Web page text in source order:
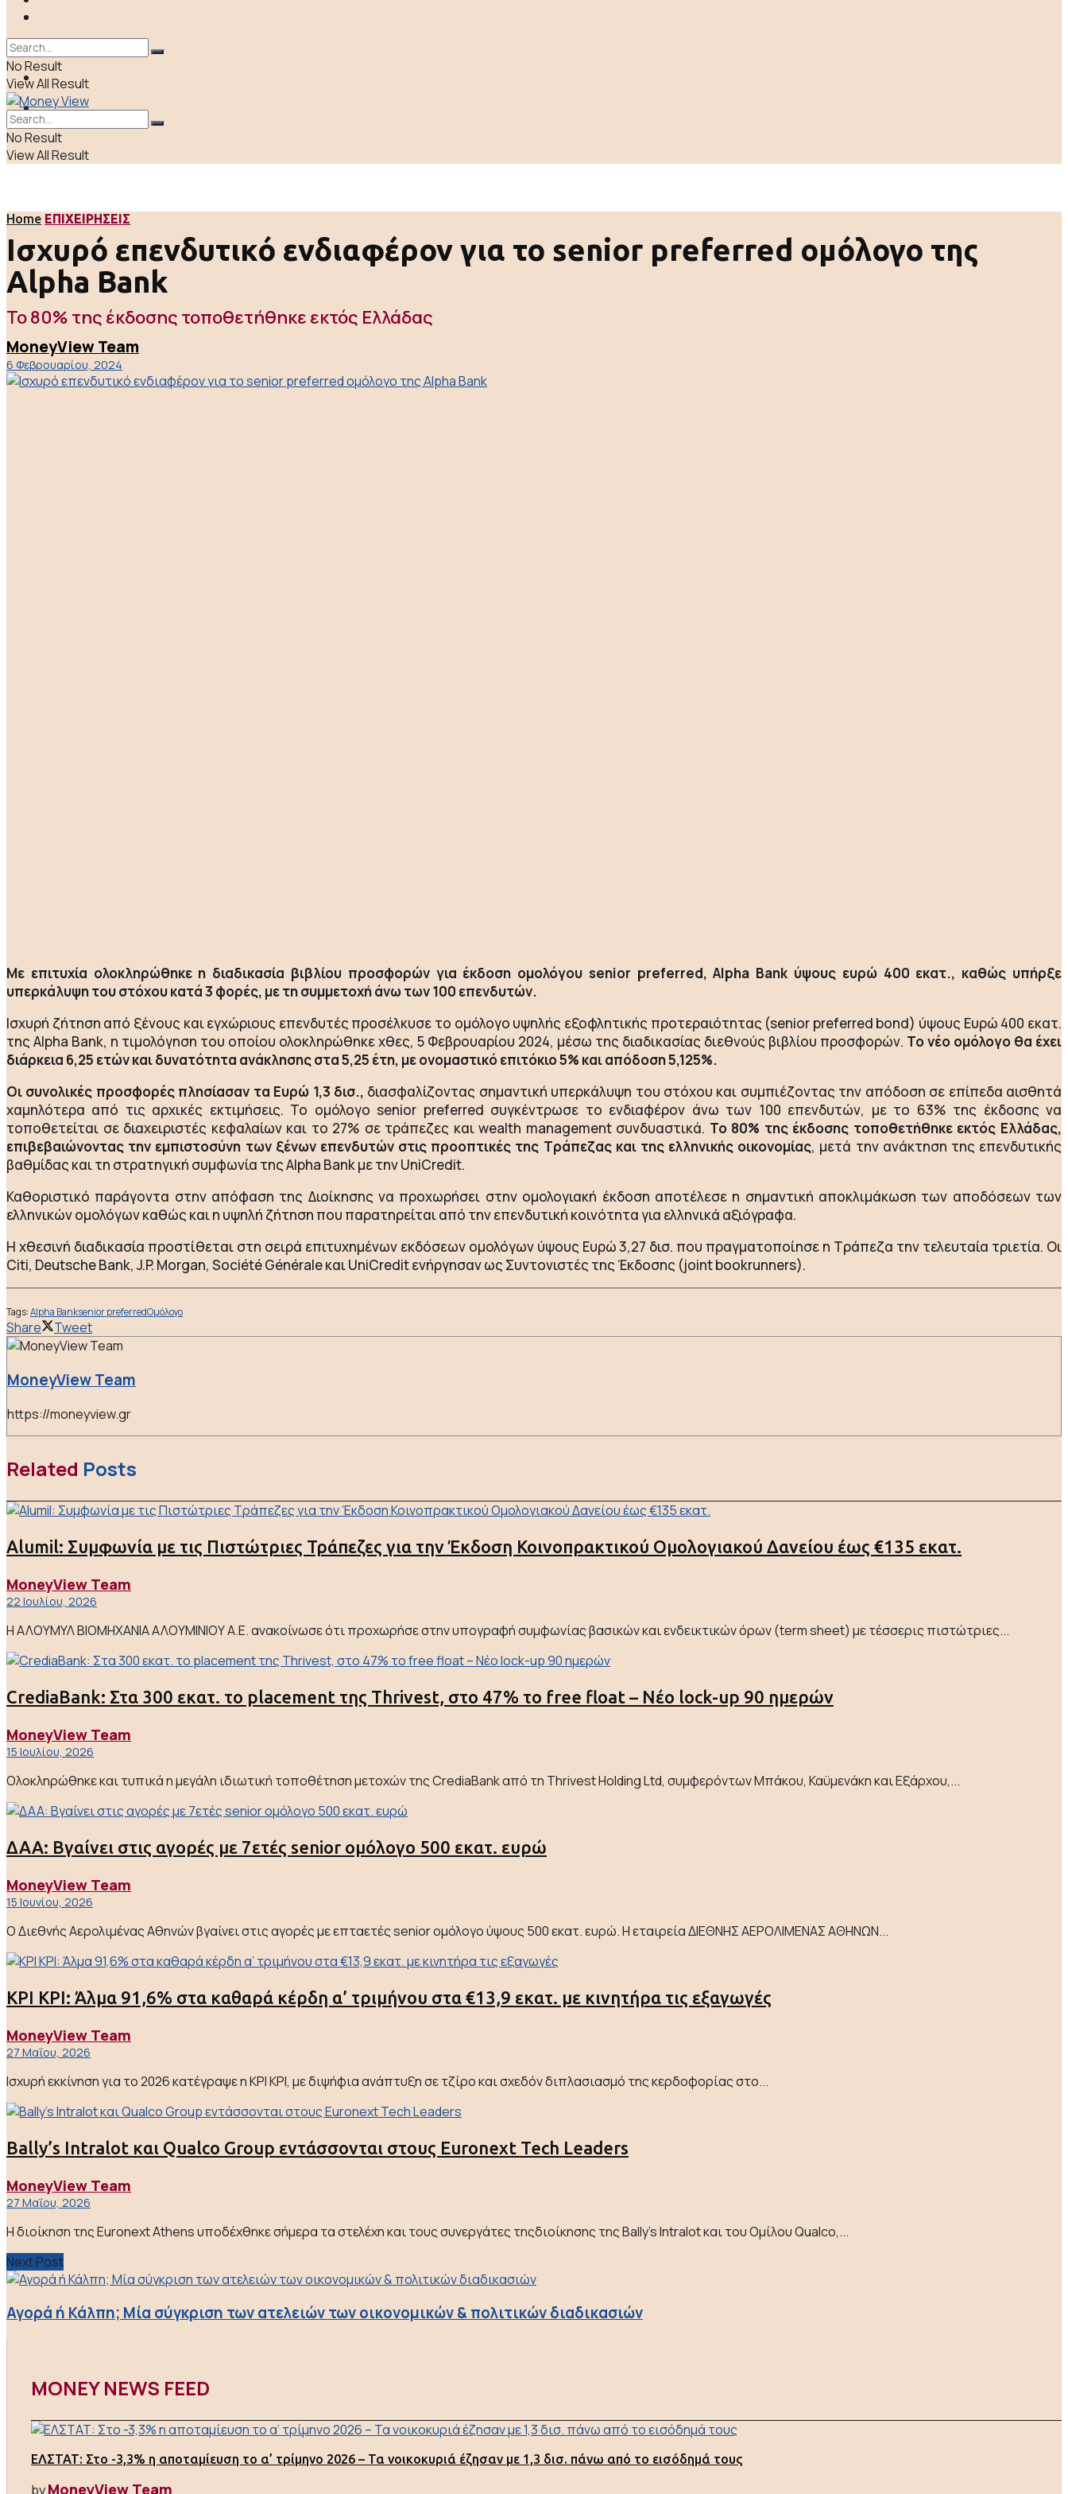
ΕΛΛΑΔΑ
ΑΠΟΨΕΙΣ
LIFE & CULTURE
No Result
View All Result
No Result
View All Result
Home ΕΠΙΧΕΙΡΗΣΕΙΣ
Ισχυρό επενδυτικό ενδιαφέρον για το senior preferred ομόλογο της
Alpha Bank
To 80% της έκδοσης τοποθετήθηκε εκτός Ελλάδας
MoneyView Team
6 Φεβρουαρίου, 2024
Με επιτυχία ολοκληρώθηκε η διαδικασία βιβλίου προσφορών για έκδοση ομολόγου senior preferred, Alpha Bank ύψους ευρώ 400 εκατ., καθώς υπήρξε
υπερκάλυψη του στόχου κατά 3 φορές, με τη συμμετοχή άνω των 100 επενδυτών.
Ισχυρή ζήτηση από ξένους και εγχώριους επενδυτές προσέλκυσε το ομόλογο υψηλής εξοφλητικής προτεραιότητας (senior preferred bond) ύψους Ευρώ 400 εκατ.
της Alpha Bank, η τιμολόγηση του οποίου ολοκληρώθηκε χθες, 5 Φεβρουαρίου 2024, μέσω της διαδικασίας διεθνούς βιβλίου προσφορών. Το νέο ομόλογο θα έχει
διάρκεια 6,25 ετών και δυνατότητα ανάκλησης στα 5,25 έτη, με ονομαστικό επιτόκιο 5% και απόδοση 5,125%.
Οι συνολικές προσφορές πλησίασαν τα Ευρώ 1,3 δισ., διασφαλίζοντας σημαντική υπερκάλυψη του στόχου και συμπιέζοντας την απόδοση σε επίπεδα αισθητά
χαμηλότερα από τις αρχικές εκτιμήσεις. Το ομόλογο senior preferred συγκέντρωσε το ενδιαφέρον άνω των 100 επενδυτών, με το 63% της έκδοσης να
τοποθετείται σε διαχειριστές κεφαλαίων και το 27% σε τράπεζες και wealth management συνδυαστικά. To 80% της έκδοσης τοποθετήθηκε εκτός Ελλάδας,
επιβεβαιώνοντας την εμπιστοσύνη των ξένων επενδυτών στις προοπτικές της Τράπεζας και της ελληνικής οικονομίας, μετά την ανάκτηση της επενδυτικής
βαθμίδας και τη στρατηγική συμφωνία της Alpha Bank με την UniCredit.
Καθοριστικό παράγοντα στην απόφαση της Διοίκησης να προχωρήσει στην ομολογιακή έκδοση αποτέλεσε η σημαντική αποκλιμάκωση των αποδόσεων των
ελληνικών ομολόγων καθώς και η υψηλή ζήτηση που παρατηρείται από την επενδυτική κοινότητα για ελληνικά αξιόγραφα.
Η χθεσινή διαδικασία προστίθεται στη σειρά επιτυχημένων εκδόσεων ομολόγων ύψους Ευρώ 3,27 δισ. που πραγματοποίησε η Τράπεζα την τελευταία τριετία. Οι
Citi, Deutsche Bank, J.P. Morgan, Société Générale και UniCredit ενήργησαν ως Συντονιστές της Έκδοσης (joint bookrunners).
Tags:Alpha Banksenior preferredΟμόλογο
Share Tweet
MoneyView Team
https://moneyview.gr
Related Posts
Alumil: Συμφωνία με τις Πιστώτριες Τράπεζες για την Έκδοση Κοινοπρακτικού Ομολογιακού Δανείου έως €135 εκατ.
MoneyView Team
22 Ιουλίου, 2026
Η ΑΛΟΥΜΥΛ ΒΙΟΜΗΧΑΝΙΑ ΑΛΟΥΜΙΝΙΟΥ Α.Ε. ανακοίνωσε ότι προχωρήσε στην υπογραφή συμφωνίας βασικών και ενδεικτικών όρων (term sheet) με τέσσερις πιστώτριες...
CrediaBank: Στα 300 εκατ. το placement της Thrivest, στο 47% το free float – Νέο lock-up 90 ημερών
MoneyView Team
15 Ιουλίου, 2026
Ολοκληρώθηκε και τυπικά η μεγάλη ιδιωτική τοποθέτηση μετοχών της CrediaBank από τη Thrivest Holding Ltd, συμφερόντων Μπάκου, Καϋμενάκη και Εξάρχου,...
ΔΑΑ: Βγαίνει στις αγορές με 7ετές senior ομόλογο 500 εκατ. ευρώ
MoneyView Team
15 Ιουνίου, 2026
Ο Διεθνής Αερολιμένας Αθηνών βγαίνει στις αγορές με επταετές senior ομόλογο ύψους 500 εκατ. ευρώ. Η εταιρεία ΔΙΕΘΝΗΣ ΑΕΡΟΛΙΜΕΝΑΣ ΑΘΗΝΩΝ...
ΚΡΙ ΚΡΙ: Άλμα 91,6% στα καθαρά κέρδη α’ τριμήνου στα €13,9 εκατ. με κινητήρα τις εξαγωγές
MoneyView Team
27 Μαΐου, 2026
Ισχυρή εκκίνηση για το 2026 κατέγραψε η ΚΡΙ ΚΡΙ, με διψήφια ανάπτυξη σε τζίρο και σχεδόν διπλασιασμό της κερδοφορίας στο...
Bally’s Intralot και Qualco Group εντάσσονται στους Euronext Tech Leaders
MoneyView Team
27 Μαΐου, 2026
Η διοίκηση της Euronext Athens υποδέχθηκε σήμερα τα στελέχη και τους συνεργάτες τηςδιοίκησης της Bally’s Intralot και του Ομίλου Qualco,...
Next Post
Αγορά ή Κάλπη; Μία σύγκριση των ατελειών των οικονομικών & πολιτικών διαδικασιών
MONEY NEWS FEED
ΕΛΣΤΑΤ: Στο -3,3% η αποταμίευση το α’ τρίμηνο 2026 – Τα νοικοκυριά έζησαν με 1,3 δισ. πάνω από το εισόδημά τους
byMoneyView Team